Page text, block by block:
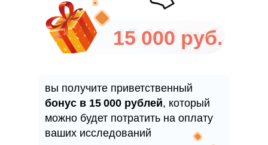
15 000 руб.
вы получите приветственный
бонус в 15 000 рублей, который
можно будет потратить на оплату
ваших исследований
15 000 руб.